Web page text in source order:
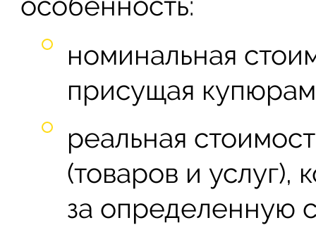
номинальная
присущая
реальная
(товаров и
за определенную